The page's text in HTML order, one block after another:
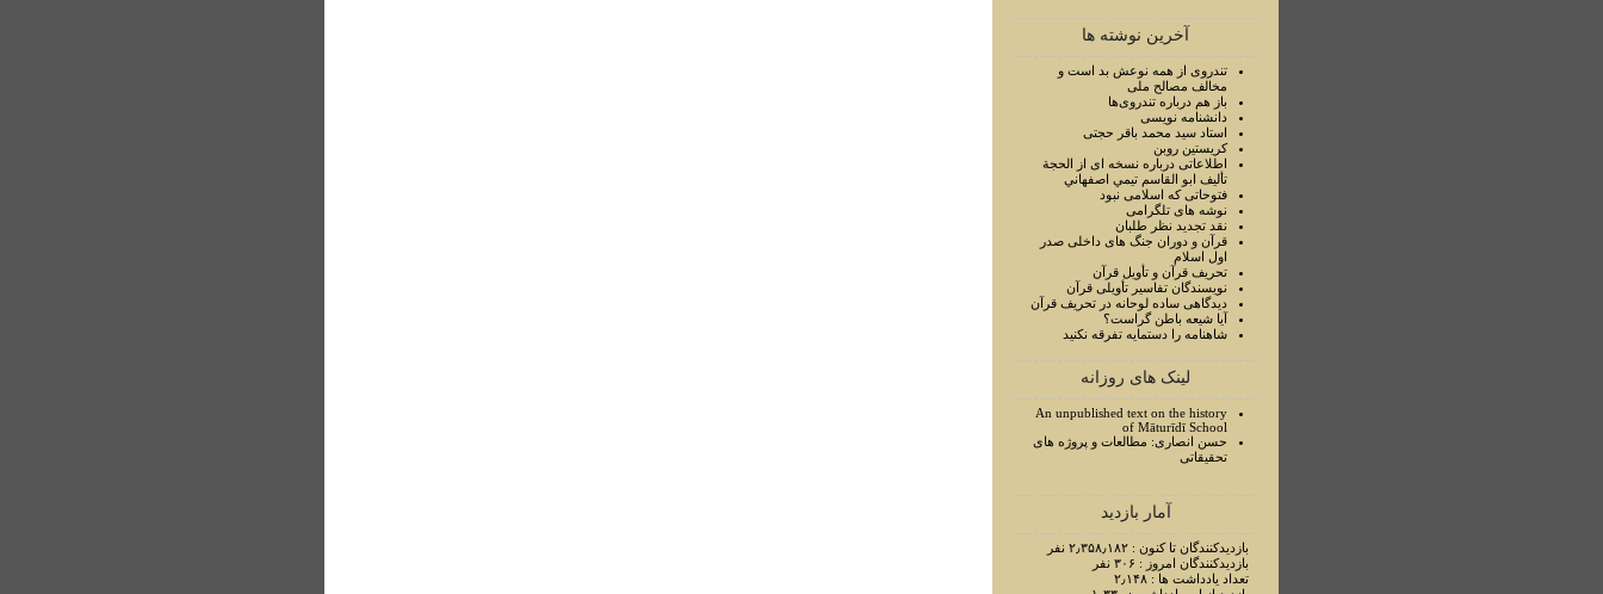
آخرین نوشته ها
تندروی از همه نوعش بد است و
مخالف مصالح ملی
باز هم درباره تندروی‌ها
دانشنامه نویسی
استاد سيد محمد باقر حجتی
کریستین روبن
اطلاعاتی درباره نسخه ای از الحجة
تأليف ابو القاسم تيمي اصفهاني
فتوحاتی که اسلامی نبود
نوشه های تلگرامی
نقد تجدید نظر طلبان
قرآن و دوران جنگ های داخلی صدر
اول اسلام
تحريف قرآن و تأويل قرآن
نويسندگان تفاسير تأويلی قرآن
ديدگاهی ساده لوحانه در تحريف قرآن
آيا شيعه باطن گراست؟
شاهنامه را دستمايه تفرقه نکنيد
لینک های روزانه
An unpublished text on the history
of Māturīdī School
حسن انصاری: مطالعات و پروژه های
تحقیقاتی
آمار بازدید
بازدیدکنندگان تا کنون : ۲٫۳۵۸٫۱۸۲ نفر
بازدیدکنندگان امروز : ۳۰۶ نفر
تعداد یادداشت ها : ۲٫۱۴۸